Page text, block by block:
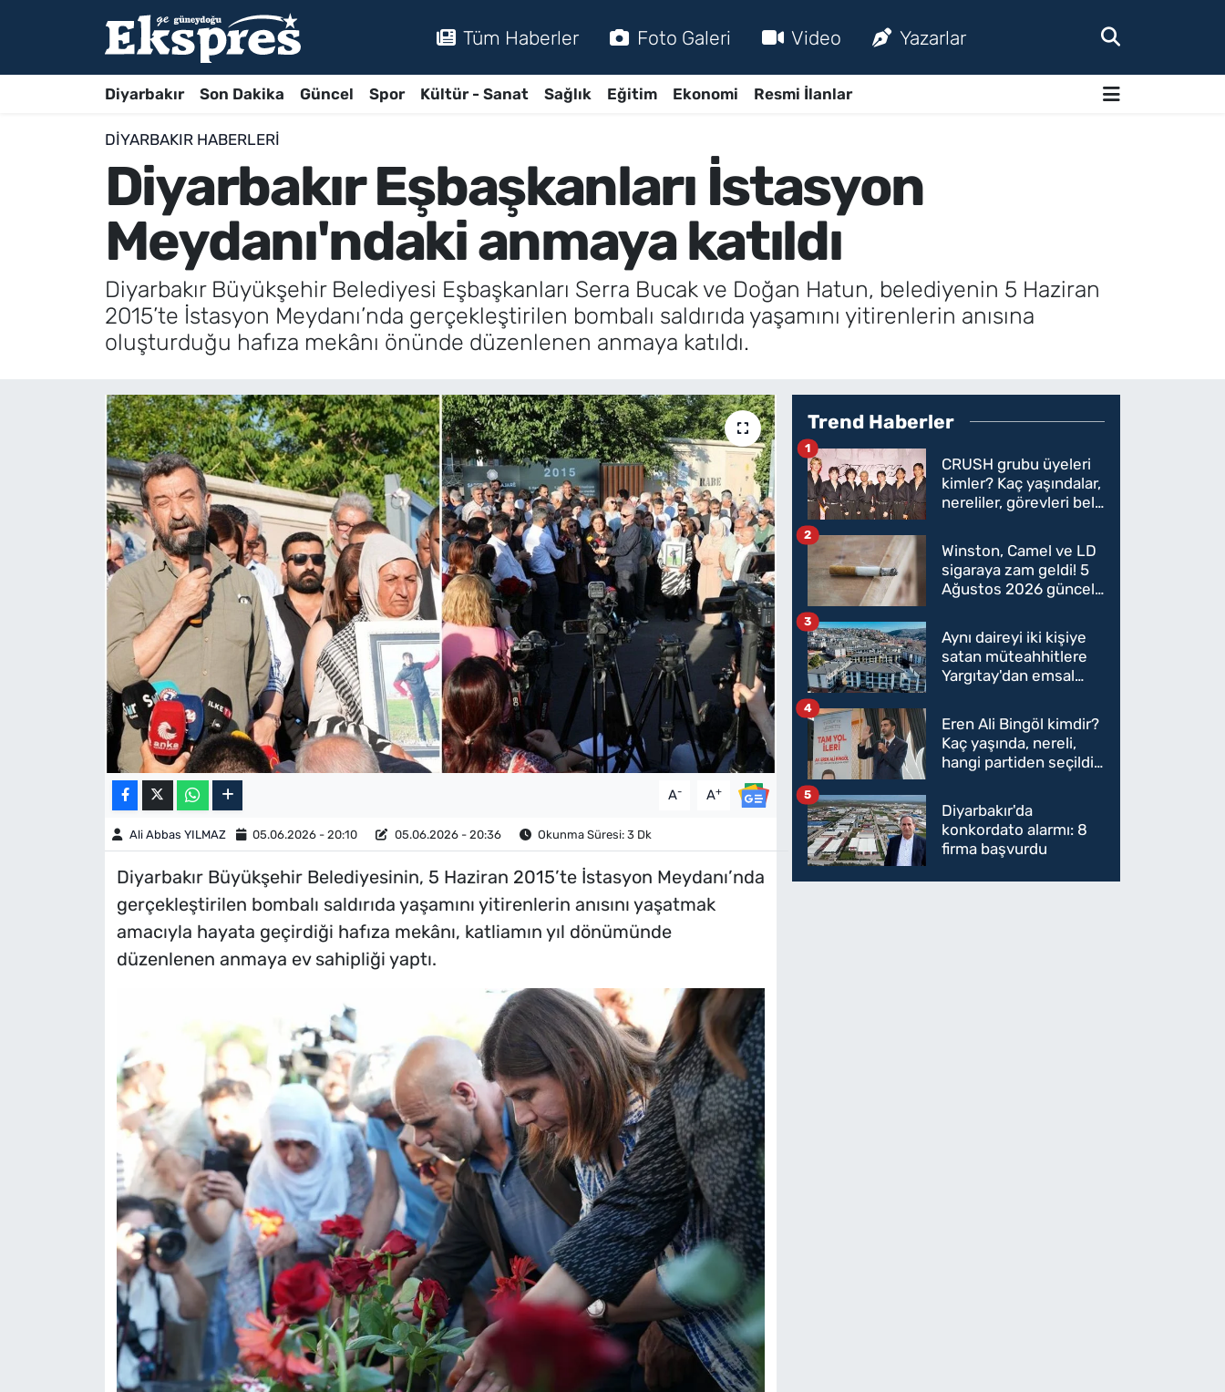
Tüm Haberler Foto Galeri Video Yazarlar
Diyarbakır Son Dakika Güncel Spor Kültür - Sanat Sağlık Eğitim Ekonomi Resmi İlanlar
DIYARBAKIR HABERLERI
Diyarbakır Eşbaşkanları İstasyon
Meydanı'ndaki anmaya katıldı
Diyarbakır Büyükşehir Belediyesi Eşbaşkanları Serra Bucak ve Doğan Hatun, belediyenin 5 Haziran
2015’te İstasyon Meydanı’nda gerçekleştirilen bombalı saldırıda yaşamını yitirenlerin anısına
oluşturduğu hafıza mekânı önünde düzenlenen anmaya katıldı.
A- A+
Ali Abbas YILMAZ 05.06.2026 - 20:10 05.06.2026 - 20:36 Okunma Süresi: 3 Dk
Diyarbakır Büyükşehir Belediyesinin, 5 Haziran 2015’te İstasyon Meydanı’nda
gerçekleştirilen bombalı saldırıda yaşamını yitirenlerin anısını yaşatmak
amacıyla hayata geçirdiği hafıza mekânı, katliamın yıl dönümünde
düzenlenen anmaya ev sahipliği yaptı.
Trend Haberler
CRUSH grubu üyeleri
kimler? Kaç yaşındalar,
nereliler, görevleri belli
1
Winston, Camel ve LD
sigaraya zam geldi! 5
Ağustos 2026 güncel
oldu
2
Aynı daireyi iki kişiye
satan müteahhitlere
Yargıtay'dan emsal
3
Eren Ali Bingöl kimdir?
Kaç yaşında, nereli,
hangi partiden seçildi?
Parti'ye mi geçecek?
4
Diyarbakır'da
konkordato alarmı: 8
firma başvurdu
5